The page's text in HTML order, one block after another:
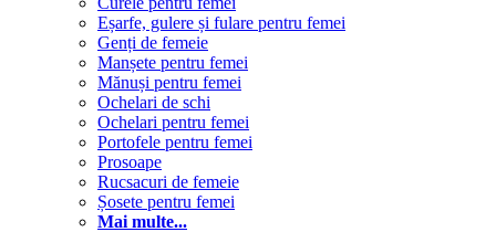
Eșarfe, gulere și fulare pentru femei
Genți de femeie
Manșete pentru femei
Mănuși pentru femei
Ochelari de schi
Ochelari pentru femei
Portofele pentru femei
Prosoape
Rucsacuri de femeie
Șosete pentru femei
Mai multe...